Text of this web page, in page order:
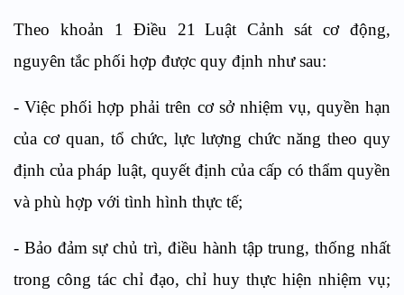
Theo khoản 1Điều 21
Luật Cảnh sát cơ động,
nguyên tắc phối hợp được quy định như sau:
- Việc phối hợp phải trên cơ sở nhiệm vụ, quyền hạn
của cơ quan, tổ chức, lực lượng chức năng theo quy
định của pháp luật, quyết định của cấp có thẩm quyền
và phù hợp với tình hình thực tế;
- Bảo đảm sự chủ trì, điều hành tập trung, thống nhất
trong công tác chỉ đạo, chỉ huy thực hiện nhiệm vụ;